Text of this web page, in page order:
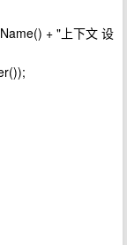
+ "上下文 设